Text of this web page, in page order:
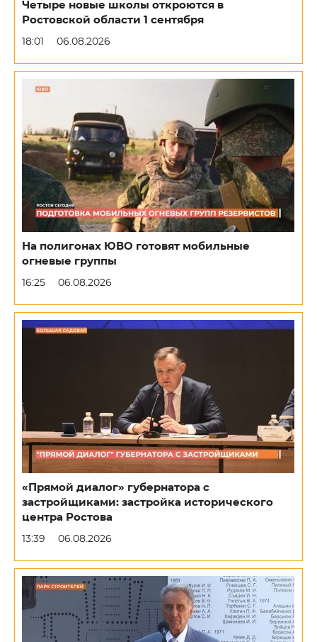
Четыре новые школы откроются в
Ростовской области 1 сентября
18:01 06.08.2026
На полигонах ЮВО готовят мобильные
огневые группы
16:25 06.08.2026
«Прямой диалог» губернатора с
застройщиками: застройка исторического
центра Ростова
13:39 06.08.2026